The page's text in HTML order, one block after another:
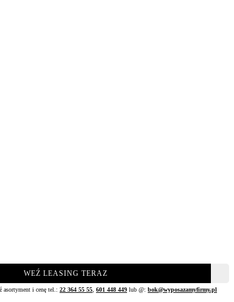
WEŹ LEASING TERAZ
asortyment i cenę tel.: 22 364 55 55 601 448 449 lub @: bok@wyposazamyfirmy.pl